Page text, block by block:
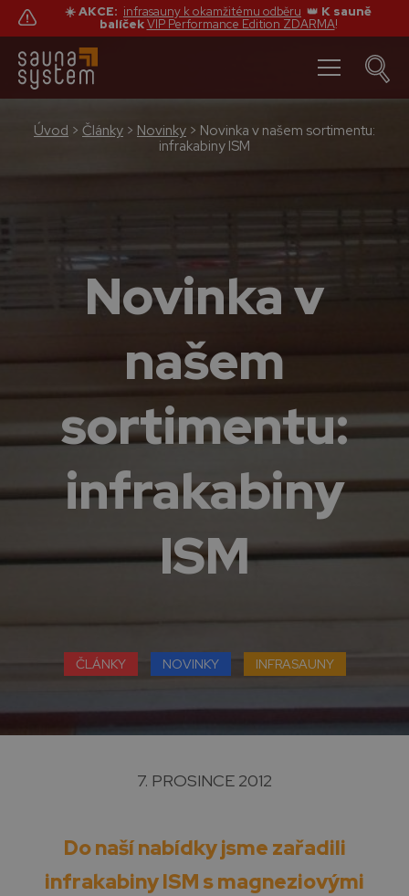
☀️ AKCE: infrasauny k okamžitému odběru 👑 K sauně
balíček VIP Performance Edition ZDARMA!
Úvod > Články > Novinky > Novinka v našem sortimentu:
infrakabiny ISM
Novinka v
našem
sortimentu:
infrakabiny
ISM
ČLÁNKY NOVINKY INFRASAUNY
7. PROSINCE 2012
Do naší nabídky jsme zařadili
infrakabiny ISM s magneziovými